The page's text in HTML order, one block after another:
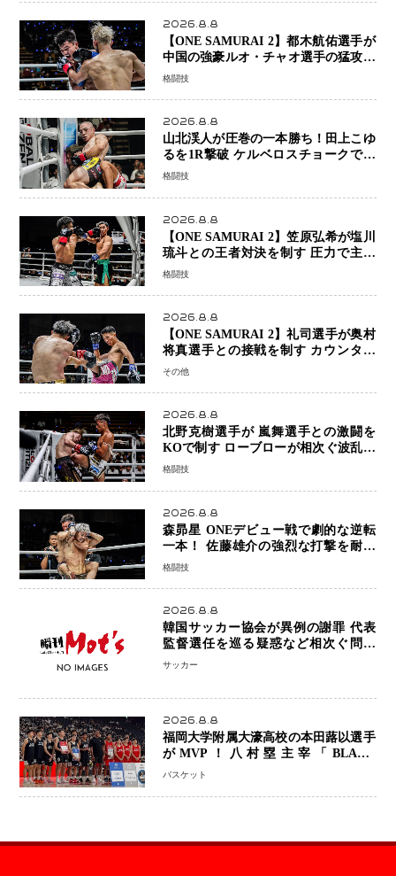
2026.8.8
【ONE SAMURAI 2】都木航佑選手が
中国の強豪ルオ・チャオ選手の猛攻を
受けながらも的確な攻撃で応戦 最後
格闘技
2026.8.8
山北渓人が圧巻の一本勝ち！田上こゆ
るを1R撃破 ケルベロスチョークで存
在感を示す
格闘技
2026.8.8
【ONE SAMURAI 2】笠原弘希が塩川
琉斗との王者対決を制す 圧力で主導
権を握り判定勝利
格闘技
2026.8.8
【ONE SAMURAI 2】礼司選手が奥村
将真選手との接戦を制す カウンター
と正確な打撃で判定勝利
その他
2026.8.8
北野克樹選手が 嵐舞選手との激闘を
KOで制す ローブローが相次ぐ波乱の
展開…涙の勝利「生まれてくる娘のた
格闘技
2026.8.8
森昴星 ONEデビュー戦で劇的な逆転
一本！ 佐藤雄介の強烈な打撃を耐え
抜き、リアネイキッドチョークで勝利
格闘技
2026.8.8
韓国サッカー協会が異例の謝罪 代表
監督選任を巡る疑惑など相次ぐ問題
「組織の刷新」誓う
サッカー
2026.8.8
福岡大学附属大濠高校の本田蕗以選手
がMVP！八村塁主宰「BLACK
SAMURAI SUMMIT 2026」で存在
なった」
バスケット